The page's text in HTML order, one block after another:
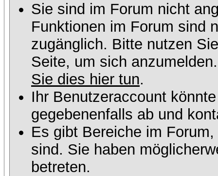
Sie sind im Forum nicht
Funktionen im Forum sind
zugänglich. Bitte nutzen
Seite, um sich
Sie dies hier tun.
Ihr Benutzeraccount
gegebenenfalls ab und
Es gibt Bereiche im
sind. Sie haben
betreten.